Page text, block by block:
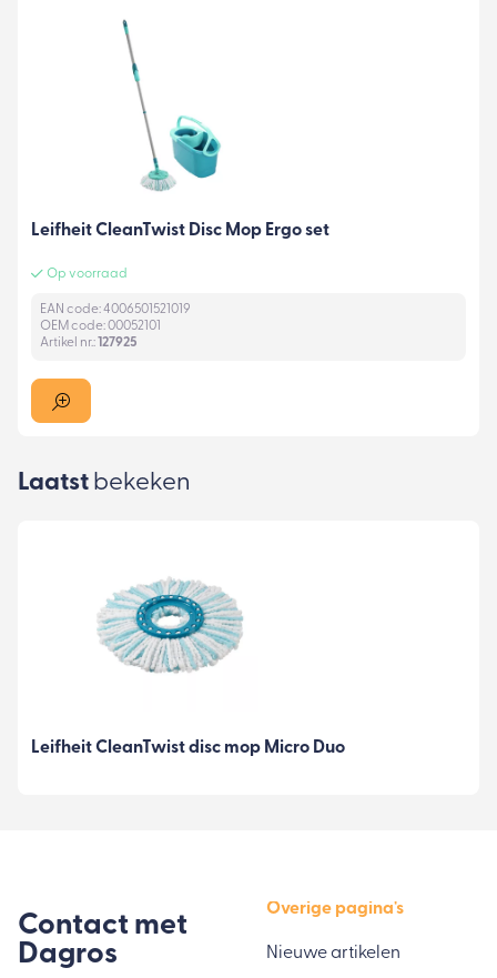
Leifheit CleanTwist Disc Mop Ergo set
Op voorraad
EAN code: 4006501521019
OEM code: 00052101
Artikel nr.:127925
Laatst bekeken
Leifheit CleanTwist disc mop Micro Duo
Contact met
Dagros
Overige pagina's
Nieuwe artikelen